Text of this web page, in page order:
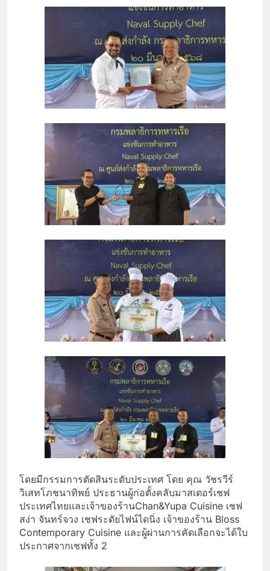
โดยมีกรรมการตัดสินระดับประเทศ โดย คุณ วัชรวีร์
วิเสทโภชนาทิพย์ ประธานผู้ก่อตั้งคลับมาสเตอร์เชฟ
ประเทศไทยและเจ้าของร้านChan&Yupa Cuisine เชฟ
สง่า จันทร์จวง เชฟระดัยไฟน์ไดนิ่ง เจ้าของร้าน Bloss
Contemporary Cuisine และผู้ผ่านการคัดเลือกจะได้ใบ
ประกาศจากเชฟทั้ง 2